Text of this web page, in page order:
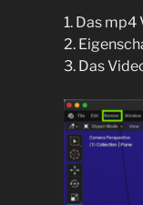
mit
Blender“
1. Das
2.
3. Das